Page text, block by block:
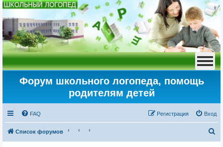
Форум школьного логопеда, помощь
родителям детей
FAQ Вход
Регистрация
Список форумов
о